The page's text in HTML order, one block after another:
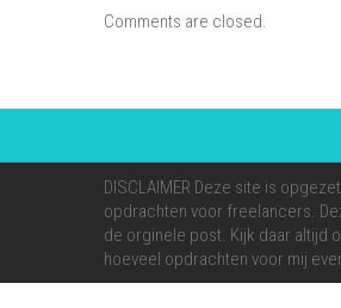
Comments are closed.
DISCLAIMER Deze site is
opdrachten voor freelancers.
de orginele post. Kijk daar altijd
hoeveel opdrachten voor mij